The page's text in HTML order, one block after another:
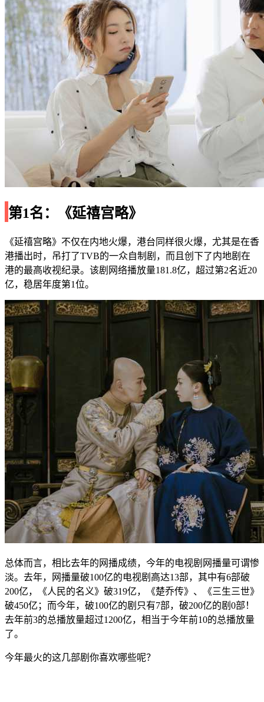
第1名：《延禧宫略》
《延禧宫略》不仅在内地火爆，港台同样很火爆，尤其是在香
港播出时，吊打了TVB的一众自制剧，而且创下了内地剧在
港的最高收视纪录。该剧网络播放量181.8亿，超过第2名近20
亿，稳居年度第1位。
总体而言，相比去年的网播成绩，今年的电视剧网播量可谓惨
淡。去年，网播量破100亿的电视剧高达13部，其中有6部破
200亿，《人民的名义》破319亿，《楚乔传》、《三生三世》
破450亿；而今年，破100亿的剧只有7部，破200亿的剧0部！
去年前3的总播放量超过1200亿，相当于今年前10的总播放量
了。
今年最火的这几部剧你喜欢哪些呢？